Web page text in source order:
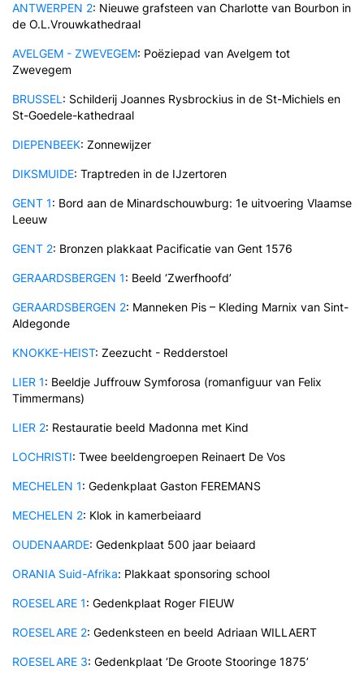
ANTWERPEN 2: Nieuwe grafsteen van Charlotte van Bourbon in
de O.L.Vrouwkathedraal
AVELGEM - ZWEVEGEM: Poëziepad van Avelgem tot
Zwevegem
BRUSSEL: Schilderij Joannes Rysbrockius in de St-Michiels en
St-Goedele-kathedraal
DIEPENBEEK: Zonnewijzer
DIKSMUIDE: Traptreden in de IJzertoren
GENT 1: Bord aan de Minardschouwburg: 1e uitvoering Vlaamse
Leeuw
GENT 2: Bronzen plakkaat Pacificatie van Gent 1576
GERAARDSBERGEN 1: Beeld ‘Zwerfhoofd’
GERAARDSBERGEN 2: Manneken Pis – Kleding Marnix van Sint-
Aldegonde
KNOKKE-HEIST: Zeezucht - Redderstoel
LIER 1: Beeldje Juffrouw Symforosa (romanfiguur van Felix
Timmermans)
LIER 2: Restauratie beeld Madonna met Kind
LOCHRISTI: Twee beeldengroepen Reinaert De Vos
MECHELEN 1: Gedenkplaat Gaston FEREMANS
MECHELEN 2: Klok in kamerbeiaard
OUDENAARDE: Gedenkplaat 500 jaar beiaard
ORANIA Suid-Afrika: Plakkaat sponsoring school
ROESELARE 1: Gedenkplaat Roger FIEUW
ROESELARE 2: Gedenksteen en beeld Adriaan WILLAERT
ROESELARE 3: Gedenkplaat ‘De Groote Stooringe 1875’